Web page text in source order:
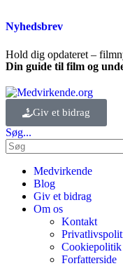
Nyhedsbrev
Hold dig opdateret –
Din guide til film og
Giv et bidrag
Søg...
Medvirkende
Blog
Giv et bidrag
Om os
Kontakt
Cookiepolitik
Forfatterside